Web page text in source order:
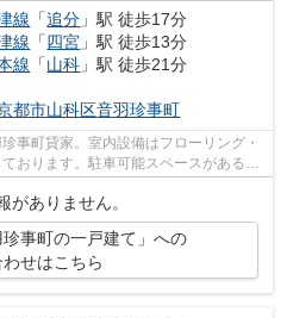
線 「追分 」駅 徒歩17分
線 「四宮 」駅 徒歩13分
線 「山科 」駅 徒歩21分
都市山科区音羽珍事町
事町貸家。室内設備はフローリング・
おります。駐車可能スペースがあるの
がありません。
珍事町の一戸建て」への
せはこちら